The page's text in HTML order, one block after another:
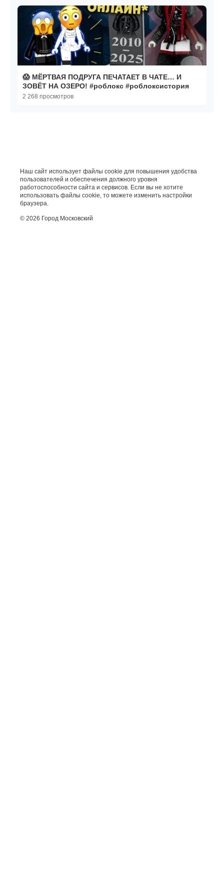
😱 МЁРТВАЯ ПОДРУГА ПЕЧАТАЕТ В ЧАТЕ… И
ЗОВЁТ НА ОЗЕРО! #роблокс #роблоксистория
2 268 просмотров
Наш сайт использует файлы cookie для повышения удобства
пользователей и обеспечения должного уровня
работоспособности сайта и сервисов. Если вы не хотите
использовать файлы cookie, то можете изменить настройки
браузера.
© 2026 Город Московский